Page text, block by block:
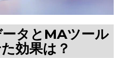
タとMAツール
効果は？